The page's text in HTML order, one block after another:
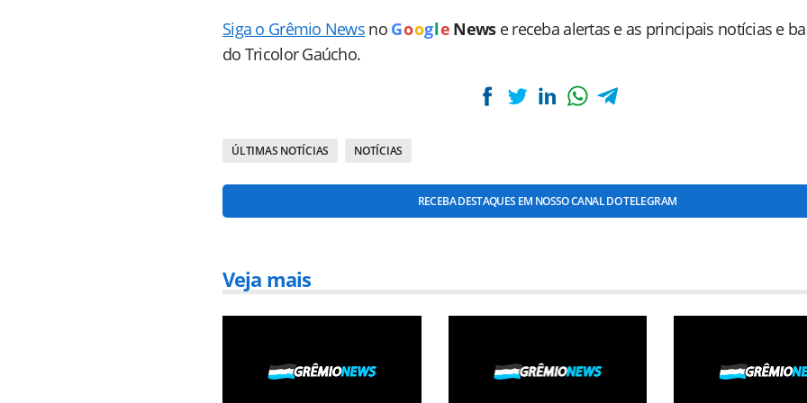
Siga o Grêmio News no Goog le News e receba alertas e as principais notícias e
do Tricolor Gaúcho.
ÚLTIMAS NOTÍCIAS NOTÍCIAS
RECEBA DESTAQUES EM NOSSO CANAL DO TELEGRAM
Veja mais